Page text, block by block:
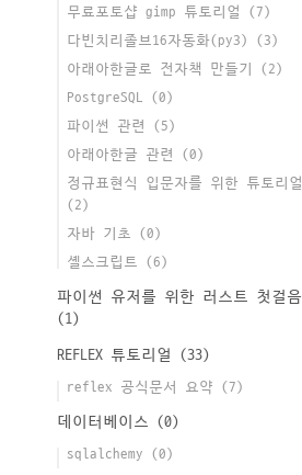
무료포토샵 gimp 튜토리얼 (7)
다빈치리졸브16자동화(py3) (3)
아래아한글로 전자책 만들기 (2)
PostgreSQL (0)
파이썬 관련 (5)
아래아한글 관련 (0)
정규표현식 입문자를 위한 튜토리얼
(2)
자바 기초 (0)
셸스크립트 (6)
파이썬 유저를 위한 러스트 첫걸음
(1)
REFLEX 튜토리얼 (33)
reflex 공식문서 요약 (7)
데이터베이스 (0)
sqlalchemy (0)